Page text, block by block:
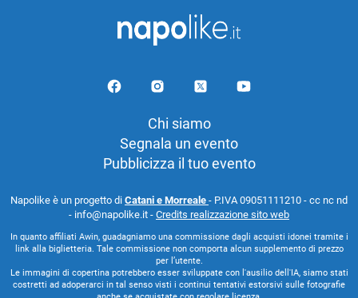
Chi siamo
Segnala un evento
Pubblicizza il tuo evento
Napolike è un progetto di Catani e Morreale - P.IVA 09051111210 - cc nc nd
- info@napolike.it - Credits realizzazione sito web
In quanto affiliati Awin, guadagniamo una commissione dagli acquisti idonei tramite i
link alla biglietteria. Tale commissione non comporta alcun supplemento di prezzo
per l’utente.
Le immagini di copertina potrebbero esser sviluppate con l'ausilio dell'IA, siamo stati
costretti ad adoperarci in tal senso visti i continui tentativi estorsivi sulle fotografie